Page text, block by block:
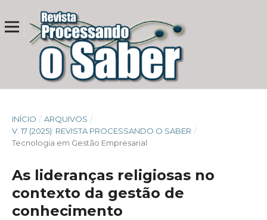
INÍCIO / ARQUIVOS /
V. 17 (2025): REVISTA PROCESSANDO O SABER /
Tecnologia em Gestão Empresarial
As lideranças religiosas no
contexto da gestão de
conhecimento